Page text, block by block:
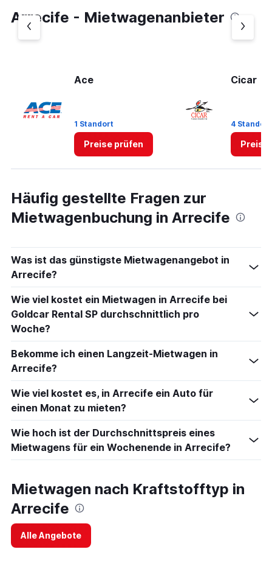
Arrecife - Mietwagenanbieter
Ace
1 Standort
Preise prüfen
Cicar
4
Preise
Häufig gestellte Fragen zur
Mietwagenbuchung in Arrecife
Was ist das günstigste Mietwagenangebot in
Arrecife?
Wie viel kostet ein Mietwagen in Arrecife bei
Goldcar Rental SP durchschnittlich pro
Woche?
Bekomme ich einen Langzeit-Mietwagen in
Arrecife?
Wie viel kostet es, in Arrecife ein Auto für
einen Monat zu mieten?
Wie hoch ist der Durchschnittspreis eines
Mietwagens für ein Wochenende in Arrecife?
Mietwagen nach Kraftstofftyp in
Arrecife
Alle Angebote